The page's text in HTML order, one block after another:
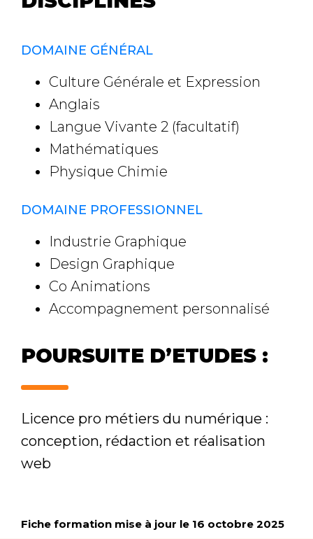
DOMAINE GÉNÉRAL
Culture Générale et Expression
Anglais
Langue Vivante 2 (facultatif)
Mathématiques
Physique Chimie
DOMAINE PROFESSIONNEL
Industrie Graphique
Design Graphique
Co Animations
Accompagnement personnalisé
POURSUITE D’ETUDES :
Licence pro métiers du numérique :
conception, rédaction et réalisation
web
Fiche formation mise à jour le 16 octobre 2025